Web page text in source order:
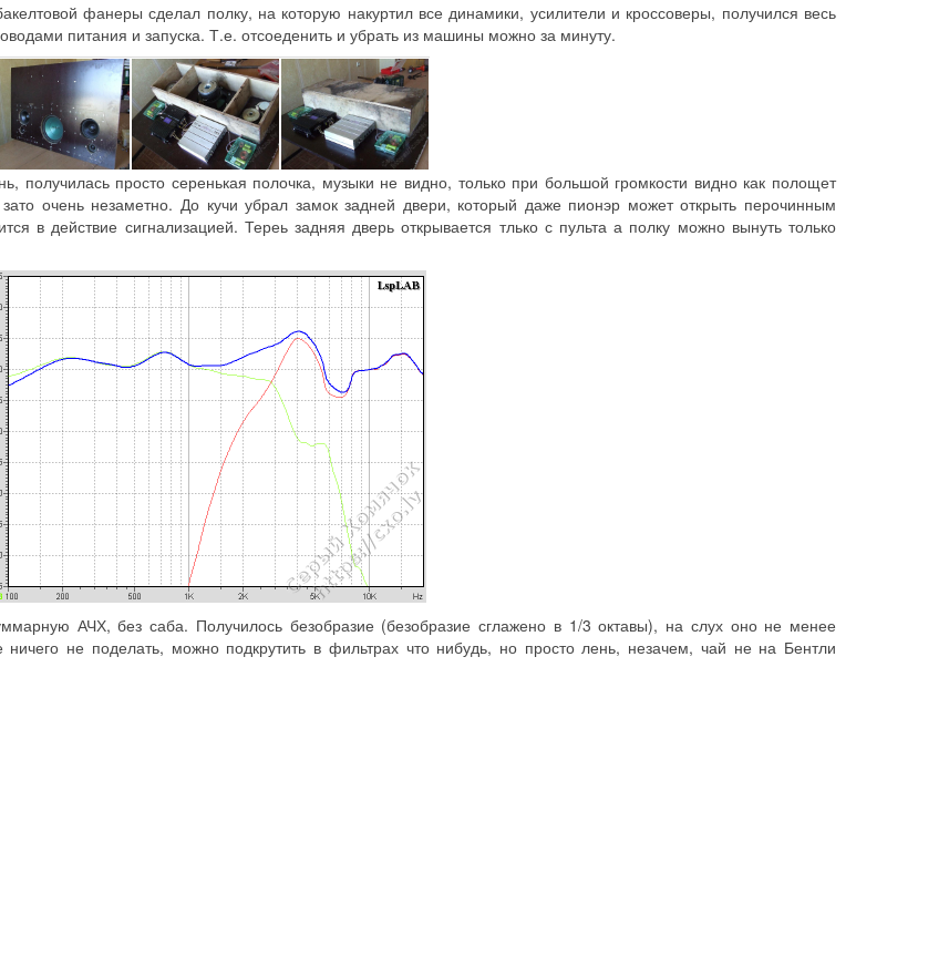
фанеры сделал полку, на которую накуртил все динамики, усилители и кроссоверы, получился весь
питания и запуска. Т.е. отсоеденить и убрать из машины можно за минуту.
получилась просто серенькая полочка, музыки не видно, только при большой громкости видно как полощет
очень незаметно. До кучи убрал замок задней двери, который даже пионэр может открыть перочинным
в действие сигнализацией. Тереь задняя дверь открывается тлько с пульта а полку можно вынуть только
АЧХ, без саба. Получилось безобразие (безобразие сглажено в 1/3 октавы), на слух оно не менее
не поделать, можно подкрутить в фильтрах что нибудь, но просто лень, незачем, чай не на Бентли